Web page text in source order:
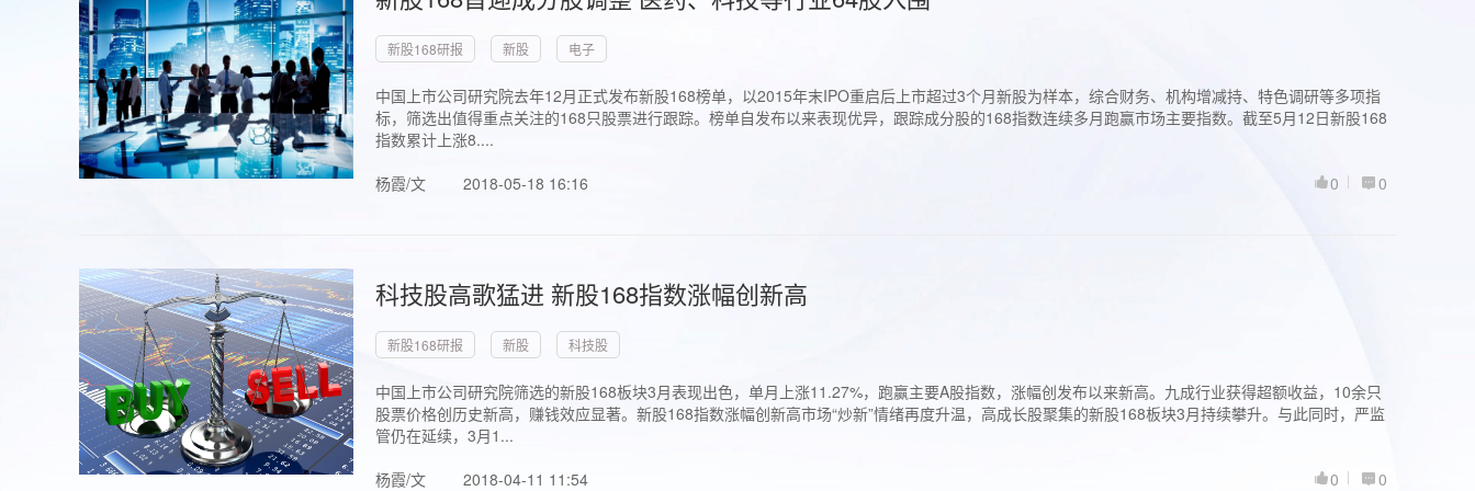
新股168研报 新股 电子
中国上市公司研究院去年12月正式发布新股168榜单，以2015年末IPO重启后上市超过3个月新股为样本，综合财务、机构增减持、特色调研等多项指
标，筛选出值得重点关注的168只股票进行跟踪。榜单自发布以来表现优异，跟踪成分股的168指数连续多月跑赢市场主要指数。截至5月12日新股168
指数累计上涨8....
杨霞/文
2018-05-18 16:16 0
0
科技股高歌猛进 新股168指数涨幅创新高
新股168研报 新股 科技股
中国上市公司研究院筛选的新股168板块3月表现出色，单月上涨11.27%，跑赢主要A股指数，涨幅创发布以来新高。九成行业获得超额收益，10余只
股票价格创历史新高，赚钱效应显著。新股168指数涨幅创新高市场“炒新”情绪再度升温，高成长股聚集的新股168板块3月持续攀升。与此同时，严监
管仍在延续，3月1...
杨霞/文
2018-04-11 11:54 0
0